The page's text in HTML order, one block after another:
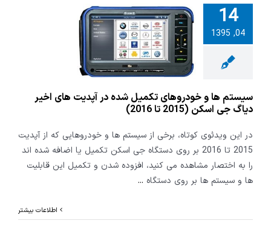
14
04, 1395
ها و
تکمیل
جی اسکن
سیستم ها و خودروهای تکمیل شده در آپدیت های اخیر
دیاگ جی اسکن (2015 تا 2016)
در این ویدئوی کوتاه، برخی از سیستم ها و خودروهایی که از آپدیت
2015 تا 2016 بر روی دستگاه جی اسکن تکمیل یا اضافه شده اند
را به اختصار مشاهده می کنید، افزوده شدن و تکمیل این قابلیت
ها و سیستم ها بر روی دستگاه ...
اطلاعات بیشتر